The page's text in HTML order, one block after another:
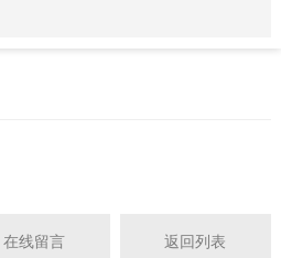
在线留言 返回列表